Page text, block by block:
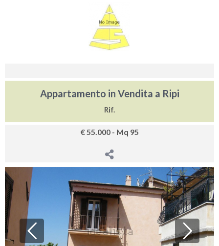
Appartamento in Vendita a Ripi
Rif.
€ 55.000 - Mq 95